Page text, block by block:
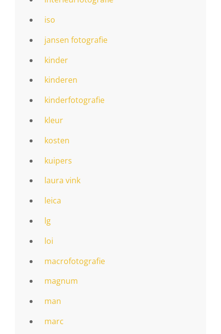
iso
jansen fotografie
kinder
kinderen
kinderfotografie
kleur
kosten
kuipers
laura vink
leica
lg
loi
macrofotografie
magnum
man
marc